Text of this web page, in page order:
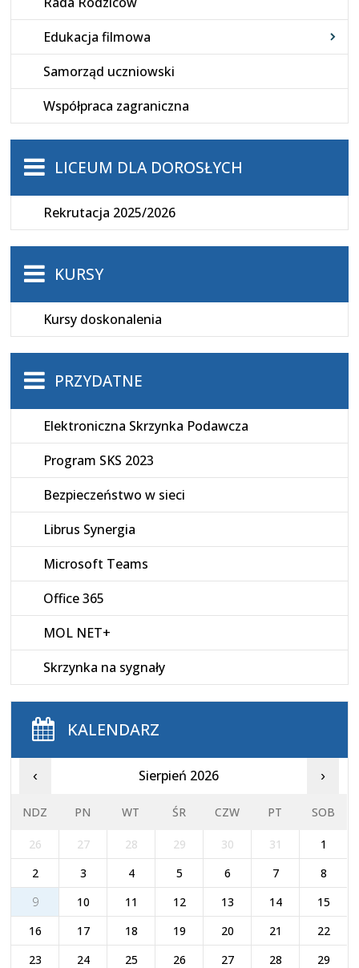
Edukacja filmowa
Samorząd uczniowski
Współpraca zagraniczna
LICEUM DLA DOROSŁYCH
Rekrutacja 2025/2026
KURSY
Kursy doskonalenia
PRZYDATNE
Elektroniczna Skrzynka Podawcza
Program SKS 2023
Bezpieczeństwo w sieci
Librus Synergia
Microsoft Teams
Office 365
MOL NET+
Skrzynka na sygnały
KALENDARZ
‹ Sierpień 2026 ›
NDZ PN WT ŚR CZW PT SOB
26 27 28 29 30 31
1
2
3 4 5 6 7
8
9
10 11 12 13 14
15
16
17 18 19 20 21
22
23
24 25 26 27 28
29